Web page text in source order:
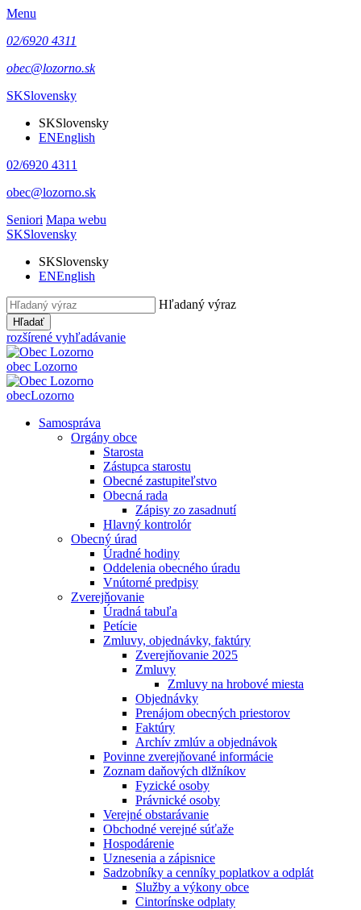
Menu
02/6920 4311
obec@lozorno.sk
SKSlovensky
SKSlovensky
ENEnglish
02/6920 4311
obec@lozorno.sk
Seniori Mapa webu
SKSlovensky
SKSlovensky
ENEnglish
Hľadaný výraz
Hľadať
rozšírené vyhľadávanie
obec Lozorno
obecLozorno
Samospráva
Orgány obce
Starosta
Zástupca starostu
Obecné zastupiteľstvo
Obecná rada
Zápisy zo zasadnutí
Hlavný kontrolór
Obecný úrad
Úradné hodiny
Oddelenia obecného úradu
Vnútorné predpisy
Zverejňovanie
Úradná tabuľa
Petície
Zmluvy, objednávky, faktúry
Zverejňovanie 2025
Zmluvy
Zmluvy na hrobové miesta
Objednávky
Prenájom obecných priestorov
Faktúry
Archív zmlúv a objednávok
Povinne zverejňované informácie
Zoznam daňových dlžníkov
Fyzické osoby
Právnické osoby
Verejné obstarávanie
Obchodné verejné súťaže
Hospodárenie
Uznesenia a zápisnice
Sadzobníky a cenníky poplatkov a odplát
Služby a výkony obce
Cintorínske odplaty